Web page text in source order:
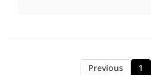
Previous 1